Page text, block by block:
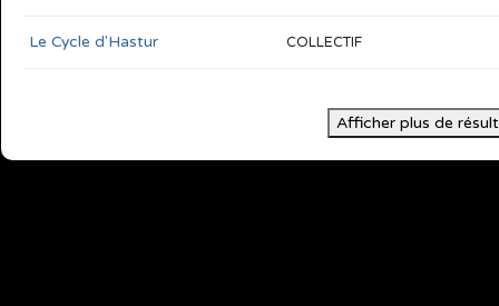
Le Cycle d'Hastur COLLECTIF
Afficher plus de